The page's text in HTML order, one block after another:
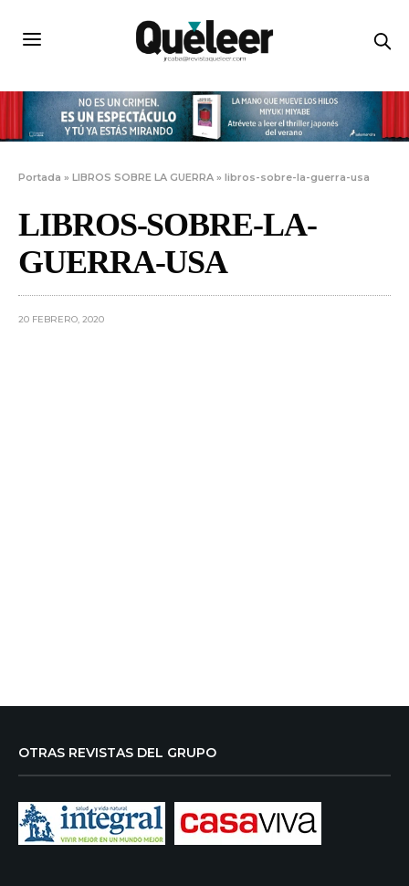
Portada »LIBROS SOBRE LA GUERRA »libros-sobre-la-guerra-usa
LIBROS-SOBRE-LA-
GUERRA-USA
20 FEBRERO, 2020
OTRAS REVISTAS DEL GRUPO